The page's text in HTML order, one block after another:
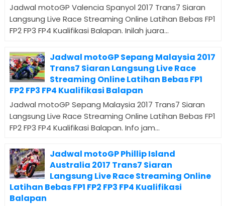
Jadwal motoGP Valencia Spanyol 2017 Trans7 Siaran
Langsung Live Race Streaming Online Latihan Bebas FP1
FP2 FP3 FP4 Kualifikasi Balapan. Inilah juara...
Jadwal motoGP Sepang Malaysia 2017
Trans7 Siaran Langsung Live Race
Streaming Online Latihan Bebas FP1
FP2 FP3 FP4 Kualifikasi Balapan
Jadwal motoGP Sepang Malaysia 2017 Trans7 Siaran
Langsung Live Race Streaming Online Latihan Bebas FP1
FP2 FP3 FP4 Kualifikasi Balapan. Info jam...
Jadwal motoGP Phillip Island
Australia 2017 Trans7 Siaran
Langsung Live Race Streaming Online
Latihan Bebas FP1 FP2 FP3 FP4 Kualifikasi
Balapan